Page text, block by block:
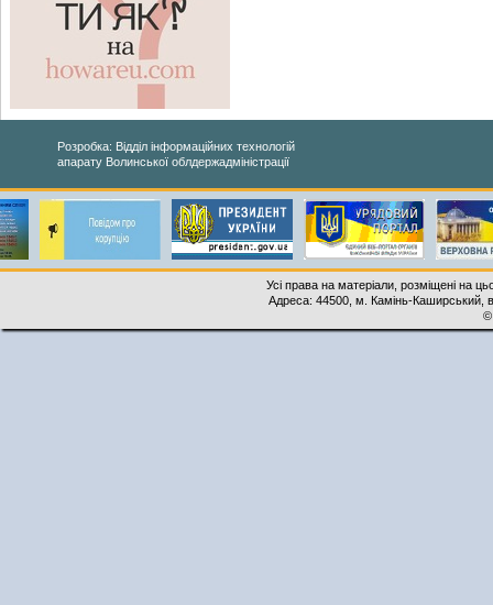
Розробка: Відділ інформаційних технологій
апарату Волинської облдержадміністрації
Усі права на матеріали, розміщені на
Адреса: 44500, м. Камінь-Каширський,
©